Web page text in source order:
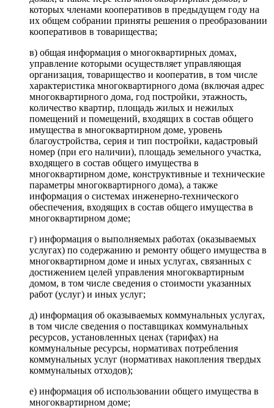
которых членами кооперативов в предыдущем году на
их общем собрании приняты решения о преобразовании
кооперативов в товарищества;
в) общая информация о многоквартирных домах,
управление которыми осуществляет управляющая
организация, товарищество и кооператив, в том числе
характеристика многоквартирного дома (включая адрес
многоквартирного дома, год постройки, этажность,
количество квартир, площадь жилых и нежилых
помещений и помещений, входящих в состав общего
имущества в многоквартирном доме, уровень
благоустройства, серия и тип постройки, кадастровый
номер (при его наличии), площадь земельного участка,
входящего в состав общего имущества в
многоквартирном доме, конструктивные и технические
параметры многоквартирного дома), а также
информация о системах инженерно-технического
обеспечения, входящих в состав общего имущества в
многоквартирном доме;
г) информация о выполняемых работах (оказываемых
услугах) по содержанию и ремонту общего имущества в
многоквартирном доме и иных услугах, связанных с
достижением целей управления многоквартирным
домом, в том числе сведения о стоимости указанных
работ (услуг) и иных услуг;
д) информация об оказываемых коммунальных услугах,
в том числе сведения о поставщиках коммунальных
ресурсов, установленных ценах (тарифах) на
коммунальные ресурсы, нормативах потребления
коммунальных услуг (нормативах накопления твердых
коммунальных отходов);
е) информация об использовании общего имущества в
многоквартирном доме;